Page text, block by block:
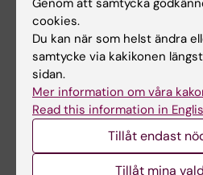
Andersson, Anna Wiik,
Journal of Internal
november 2024, doi:
Endokrinologi
cookies.
Du kan när som helst ändra
samtycke via kakikonen
sidan.
Mer information om våra
Read this information in
Tillåt endast
Tillåt mina